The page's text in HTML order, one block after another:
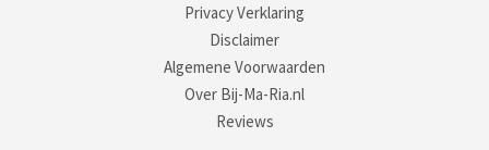
Privacy Verklaring
Disclaimer
Algemene Voorwaarden
Over Bij-Ma-Ria.nl
Reviews